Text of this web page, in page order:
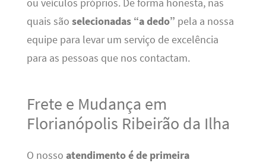
ou veículos próprios. De forma honesta, nas
quais são selecionadas “a dedo” pela a nossa
equipe para levar um serviço de excelência
para as pessoas que nos contactam.
Frete e Mudança em
Florianópolis Ribeirão da Ilha
O nosso atendimento é de primeira